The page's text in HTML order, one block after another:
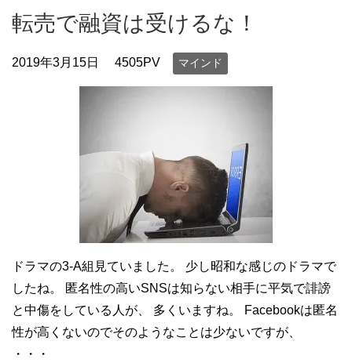
転売で融資は受けるな！
2019年3月15日 4505PV マインド
ドラマの3-A組見ていました。 少し昭和な感じのドラマで
したね。 匿名性の高いSNSは知らない相手に平気で誹謗
と中傷をしている人が、 多くいますね。 Facebookは匿名
性が高くないのでそのようなことは少ないですが、
・・・